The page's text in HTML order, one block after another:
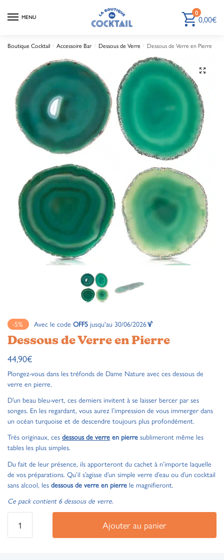
MENU 0
0,00€
Boutique Cocktail / Accessoire Bar / Dessous de Verre / Dessous de Verre en Pierre
🔍
-5% Avec le code OFF5 jusqu'au 30/06/2026🍹
Dessous de Verre en Pierre
44,90€
Plongez-vous dans les tréfonds de Dame Nature avec ces dessous de
verre en pierre.
D’un beau bleu-vert, ces derniers invitent à se laisser bercer par ses
songes. En les regardant, vous aurez l’impression de vous immerger dans
un océan turquoise et de descendre toujours plus profondément.
Très originaux, ces dessous de verre en pierre sublimeront même les
tables les plus simples.
Du fait de leur présence, ils apporteront du cachet à n’importe laquelle
de vos préparations. Qu’il s’agisse d’un simple verre d’eau ou d’un cocktail
sans alcool, les dessous de verre en pierre le magnifieront.
Ce pack contient 6 dessous de verre.
Ajouter au panier